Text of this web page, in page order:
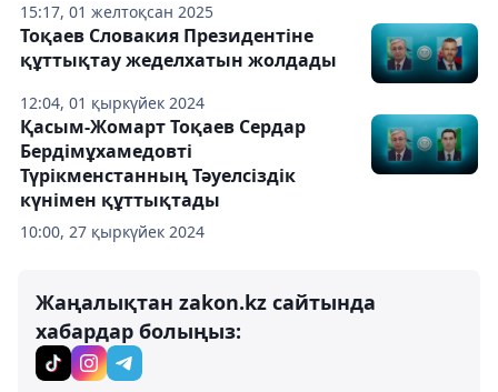
15:17, 01 желтоқсан 2025
12:04, 01 қыркүйек 2024
Тоқаев Словакия Президентіне
құттықтау жеделхатын жолдады
10:00, 27 қыркүйек 2024
Қасым-Жомарт Тоқаев Сердар
Бердімұхамедовті
Түрікменстанның Тәуелсіздік
күнімен құттықтады
Жаңалықтан zakon.kz сайтында
хабардар болыңыз: